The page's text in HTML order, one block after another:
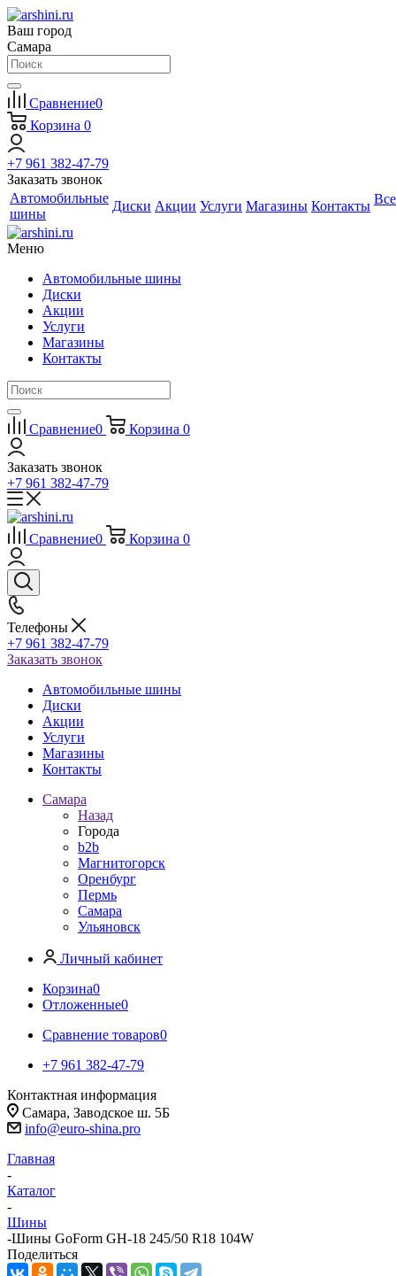
Ваш город
Самара
Сравнение0
Корзина 0
+7 961 382-47-79
Заказать звонок
Автомобильные
шины
Диски Акции Услуги Магазины Контакты Все
Меню
Автомобильные шины
Диски
Акции
Услуги
Магазины
Контакты
Сравнение0 Корзина 0
Заказать звонок
+7 961 382-47-79
Сравнение0 Корзина 0
Телефоны
+7 961 382-47-79
Заказать звонок
Автомобильные шины
Диски
Акции
Услуги
Магазины
Контакты
Самара
Назад
Города
b2b
Магнитогорск
Оренбург
Пермь
Самара
Ульяновск
Личный кабинет
Корзина0
Отложенные0
Сравнение товаров0
+7 961 382-47-79
Контактная информация
Самара, Заводское ш. 5Б
info@euro-shina.pro
Главная
-
Каталог
-
Шины
-Шины GoForm GH-18 245/50 R18 104W
Поделиться